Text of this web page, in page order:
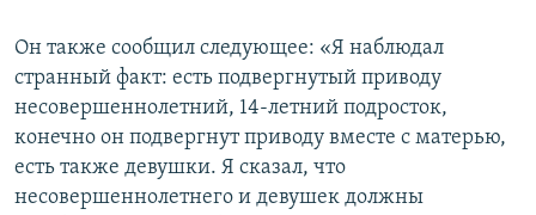
Он также сообщил следующее: «Я наблюдал
странный факт: есть подвергнутый приводу
несовершеннолетний, 14-летний подросток,
конечно он подвергнут приводу вместе с матерью,
есть также девушки. Я сказал, что
несовершеннолетнего и девушек должны